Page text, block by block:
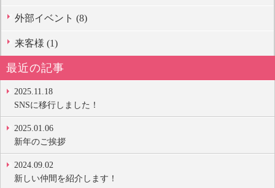
外部イベント (8)
来客様 (1)
最近の記事
2025.11.18
SNSに移行しました！
2025.01.06
新年のご挨拶
2024.09.02
新しい仲間を紹介します！